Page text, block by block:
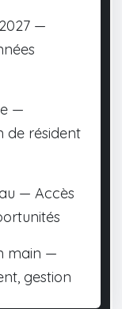
—
—
de résident
— Accès
main —
gestion